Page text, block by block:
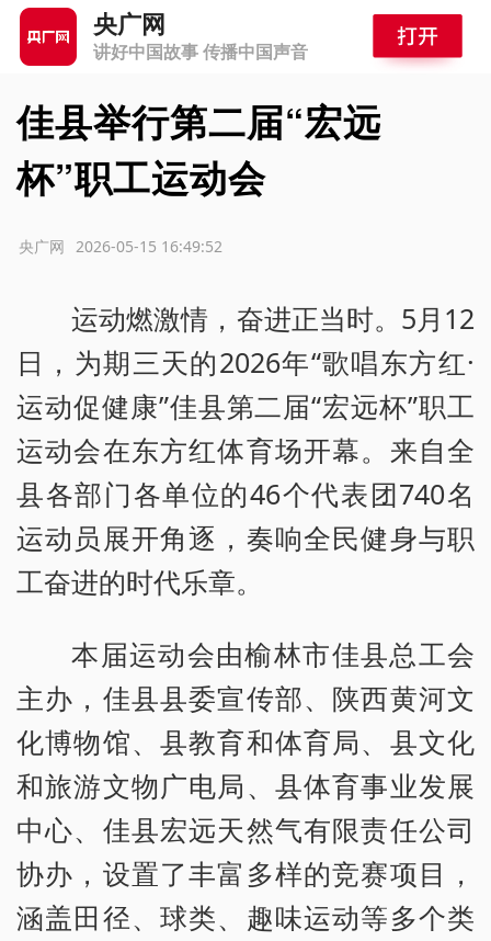
央广网
讲好中国故事 传播中国声音
佳县举行第二届“宏远
杯”职工运动会
2026-05-15 16:49:52
央广网
运动燃激情，奋进正当时。5月12
日，为期三天的2026年“歌唱东方红·
运动促健康”佳县第二届“宏远杯”职工
运动会在东方红体育场开幕。来自全
县各部门各单位的46个代表团740名
运动员展开角逐，奏响全民健身与职
工奋进的时代乐章。
本届运动会由榆林市佳县总工会
主办，佳县县委宣传部、陕西黄河文
化博物馆、县教育和体育局、县文化
和旅游文物广电局、县体育事业发展
中心、佳县宏远天然气有限责任公司
协办，设置了丰富多样的竞赛项目，
涵盖田径、球类、趣味运动等多个类